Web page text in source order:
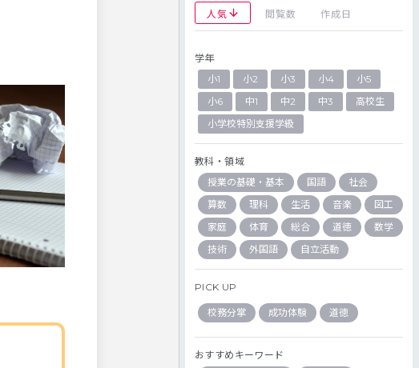
人気
閲覧数 作成日
学年
小1
小2 小3 小4
小5
小6
中1 中2 中3
高校生
小学校特別支援学級
教科・領域
授業の基礎・基本
国語
社会
算数
理科 生活 音楽
図工
家庭
体育 総合 道徳
数学
技術
外国語 自立活動
PICK UP
校務分掌 成功体験 道徳
おすすめキーワード